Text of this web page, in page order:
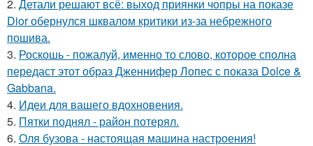
2. Детали решают всё: выход приянки чопры на показе
Dior обернулся шквалом критики из-за небрежного
пошива.
3. Роскошь - пожалуй, именно то слово, которое сполна
передаст этот образ Дженнифер Лопес с показа Dolce &
Gabbana.
4. Идеи для вашего вдохновения.
5. Пятки поднял - район потерял.
6. Оля бузова - настоящая машина настроения!